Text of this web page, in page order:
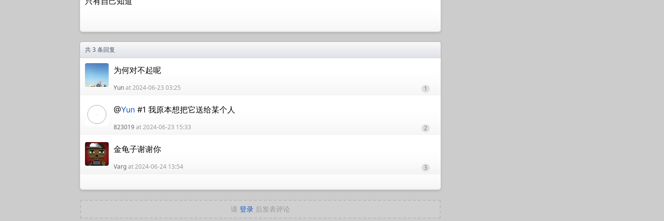
共 3 条回复
为何对不起呢
Yunat 2024-06-23 03:25 1
@Yun #1 我原本想把它送给某个人
823019at 2024-06-23 15:33 2
金龟子谢谢你
Vargat 2024-06-24 13:54 3
请 登录 后发表评论